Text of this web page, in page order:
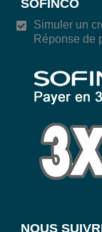
SOFINCO
Simuler un
Réponse de
NOUS